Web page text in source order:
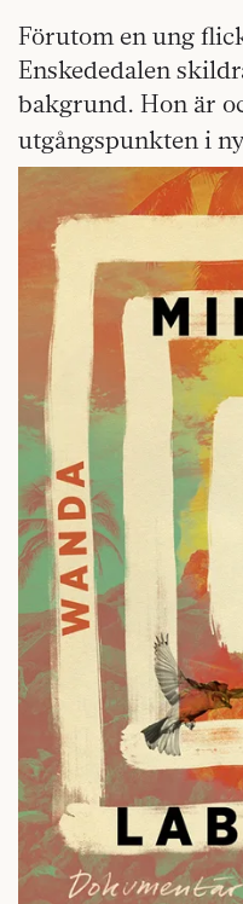
Förutom en ung
Enskededalen
bakgrund. Hon är
utgångspunkten i